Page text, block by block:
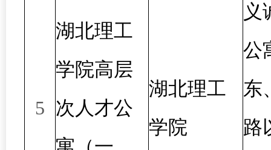
5
湖北理工
学院高层
次人才公
湖北理工
学院
义
公
东
路